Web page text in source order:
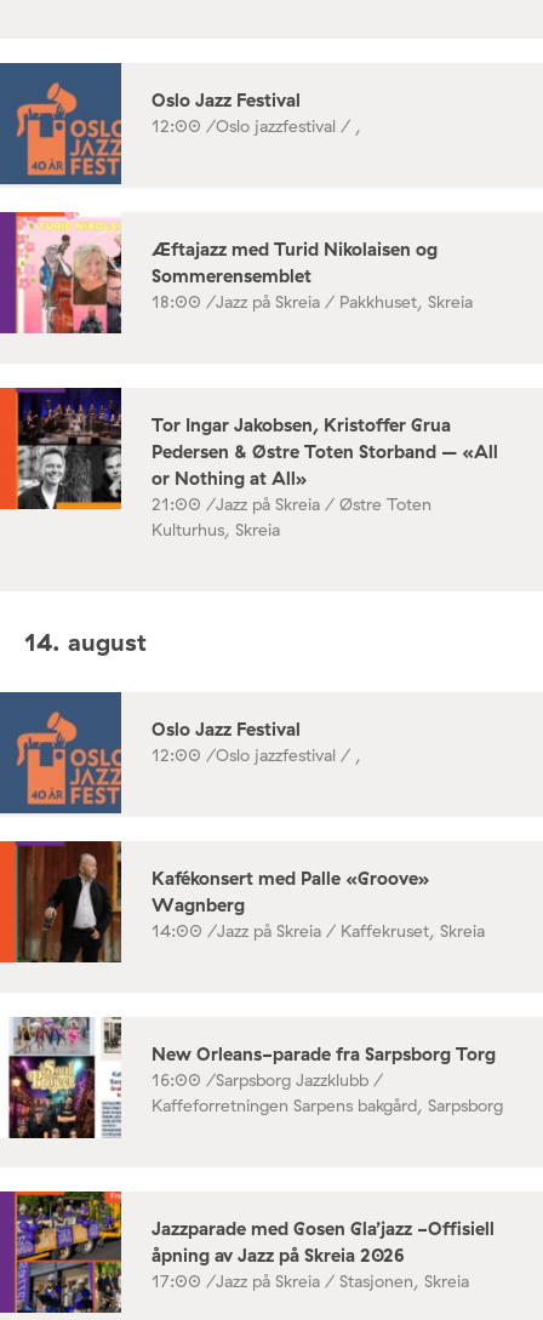
Oslo Jazz Festival
12:00 /Oslo jazzfestival / ,
Æftajazz med Turid Nikolaisen og
Sommerensemblet
18:00 /Jazz på Skreia / Pakkhuset, Skreia
Tor Ingar Jakobsen, Kristoffer Grua
Pedersen & Østre Toten Storband – «All
or Nothing at All»
21:00 /Jazz på Skreia / Østre Toten
Kulturhus, Skreia
14. august
Oslo Jazz Festival
12:00 /Oslo jazzfestival / ,
Kafékonsert med Palle «Groove»
Wagnberg
14:00 /Jazz på Skreia / Kaffekruset, Skreia
New Orleans-parade fra Sarpsborg Torg
16:00 /Sarpsborg Jazzklubb /
Kaffeforretningen Sarpens bakgård, Sarpsborg
Jazzparade med Gosen Gla’jazz -Offisiell
åpning av Jazz på Skreia 2026
17:00 /Jazz på Skreia / Stasjonen, Skreia